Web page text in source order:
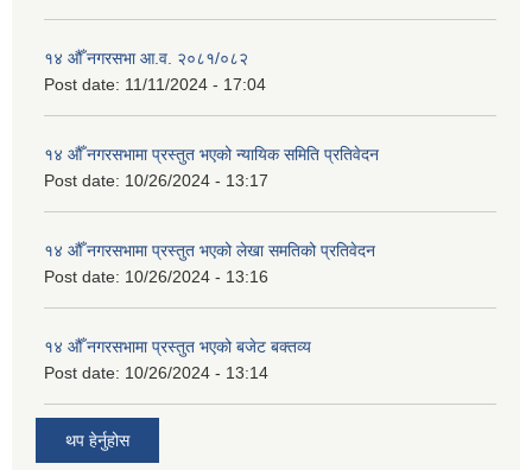
१४ औँ नगरसभा आ.व. २०८१/०८२
Post date: 11/11/2024 - 17:04
१४ औँ नगरसभामा प्रस्तुत भएको न्यायिक समिति प्रतिवेदन
Post date: 10/26/2024 - 13:17
१४ औँ नगरसभामा प्रस्तुत भएको लेखा समतिको प्रतिवेदन
Post date: 10/26/2024 - 13:16
१४ औँ नगरसभामा प्रस्तुत भएको बजेट बक्तव्य
Post date: 10/26/2024 - 13:14
थप हेर्नुहोस